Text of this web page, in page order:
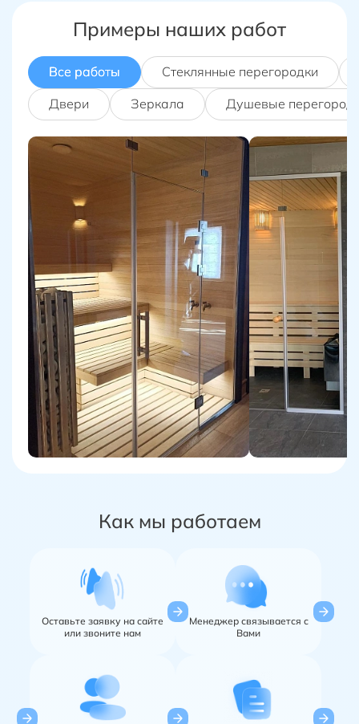
Примеры наших работ
Все работы
Стеклянные перегородки
Двери
Зеркала Душевые
Как мы работаем
Оставьте заявку на сайте
или звоните нам
Менеджер связывается с
Вами